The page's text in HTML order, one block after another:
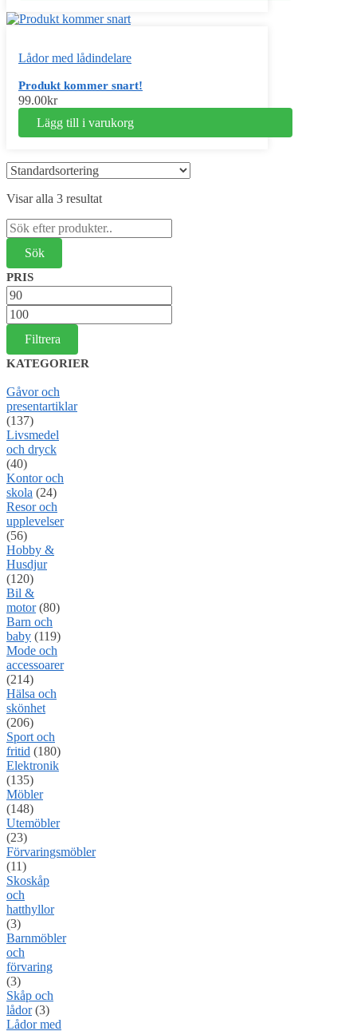
Lådor med lådindelare
Produkt kommer snart!
99.00kr
Lägg till i varukorg
Visar alla 3 resultat
Sök
efter:
PRIS
Min
pris
Max
pris
Filtrera
KATEGORIER
Gåvor och
presentartiklar
(137)
Livsmedel
och dryck
(40)
Kontor och
skola (24)
Resor och
upplevelser
(56)
Hobby &
Husdjur
(120)
Bil &
motor (80)
Barn och
baby (119)
Mode och
accessoarer
(214)
Hälsa och
skönhet
(206)
Sport och
fritid (180)
Elektronik
(135)
Möbler
(148)
Utemöbler
(23)
Förvaringsmöbler
(11)
Skoskåp
och
hatthyllor
(3)
Barnmöbler
och
förvaring
(3)
Skåp och
lådor (3)
Lådor med